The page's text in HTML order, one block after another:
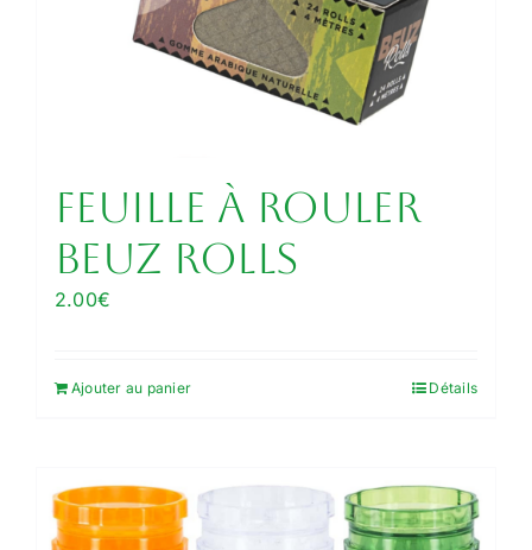
Feuille à rouler
Beuz Rolls
2.00€
Ajouter au panier Détails